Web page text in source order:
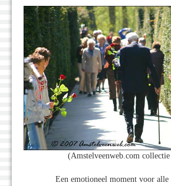
(Amstelveenweb.com
Een emotioneel moment voor alle